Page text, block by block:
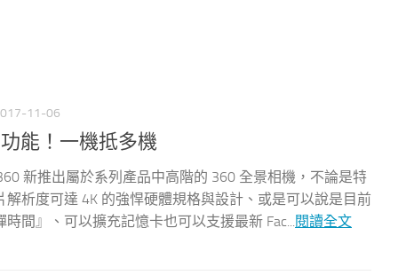
11-06
能！一機抵多機
新推出屬於系列產品中高階的 360 全景相機，不論是特
析度可達 4K 的強悍硬體規格與設計、或是可以說是目前
間』、可以擴充記憶卡也可以支援最新 Fac...閱讀全文